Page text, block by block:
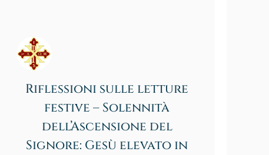
Riflessioni sulle letture
festive – Solennità
dell’Ascensione del
Signore: Gesù elevato in